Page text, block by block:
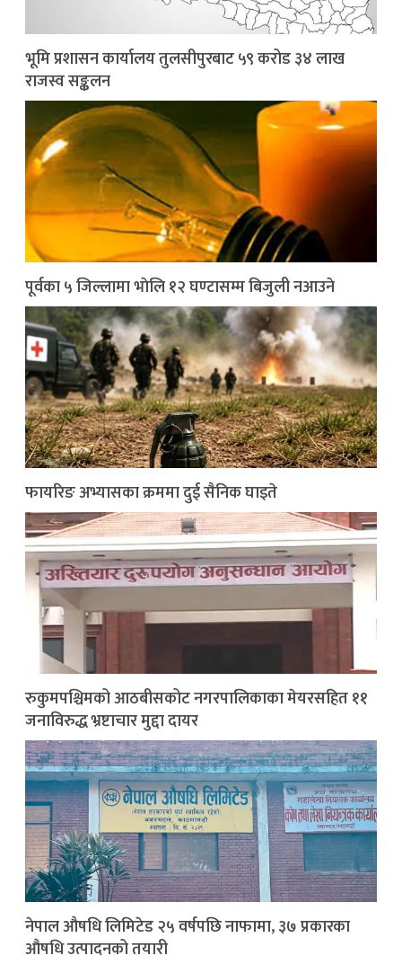
भूमि प्रशासन कार्यालय तुलसीपुरबाट ५९ करोड ३४ लाख
राजस्व सङ्कलन
पूर्वका ५ जिल्लामा भाेलि १२ घण्टासम्म बिजुली नआउने
फायरिङ अभ्यासका क्रममा दुई सैनिक घाइते
रुकुमपश्चिमको आठबीसकोट नगरपालिकाका मेयरसहित ११
जनाविरुद्ध भ्रष्टाचार मुद्दा दायर
नेपाल औषधि लिमिटेड २५ वर्षपछि नाफामा, ३७ प्रकारका
औषधि उत्पादनको तयारी